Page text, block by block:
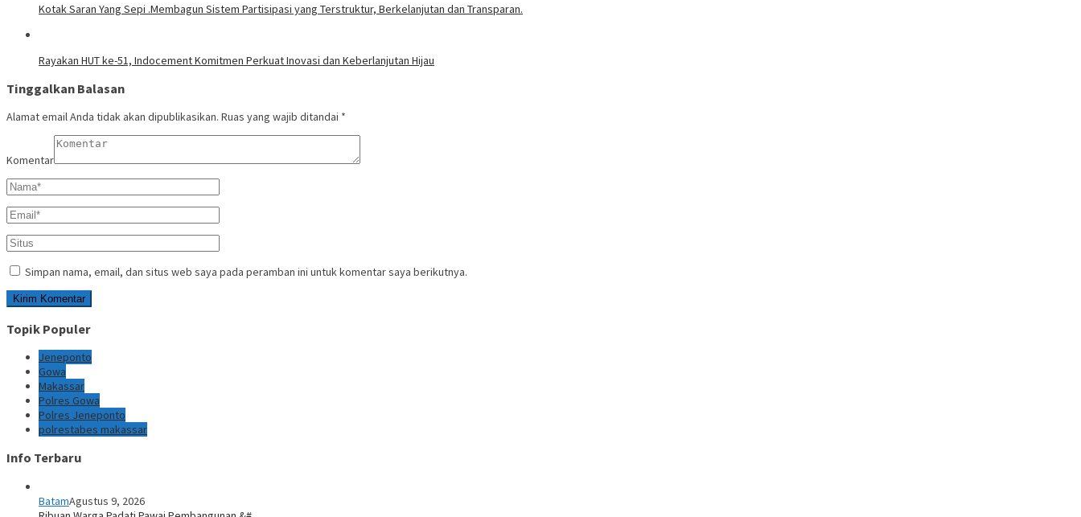
Kotak Saran Yang Sepi .Membagun Sistem Partisipasi yang Terstruktur, Berkelanjutan dan Transparan.
Rayakan HUT ke-51, Indocement Komitmen Perkuat Inovasi dan Keberlanjutan Hijau
Tinggalkan Balasan
Alamat email Anda tidak akan dipublikasikan. Ruas yang wajib ditandai *
Komentar
Simpan nama, email, dan situs web saya pada peramban ini untuk komentar saya berikutnya.
Topik Populer
Jeneponto
Gowa
Makassar
Polres Gowa
Polres Jeneponto
polrestabes makassar
Info Terbaru
BatamAgustus 9, 2026